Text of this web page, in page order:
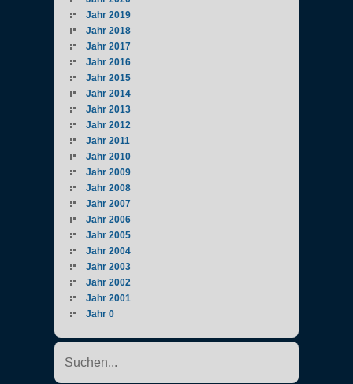
Jahr 2019
Jahr 2018
Jahr 2017
Jahr 2016
Jahr 2015
Jahr 2014
Jahr 2013
Jahr 2012
Jahr 2011
Jahr 2010
Jahr 2009
Jahr 2008
Jahr 2007
Jahr 2006
Jahr 2005
Jahr 2004
Jahr 2003
Jahr 2002
Jahr 2001
Jahr 0